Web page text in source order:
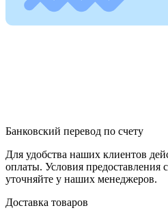
Банковский перевод по счету
Для удобства наших клиентов
оплаты. Условия предоставления
уточняйте у наших менеджеров.
Доставка товаров